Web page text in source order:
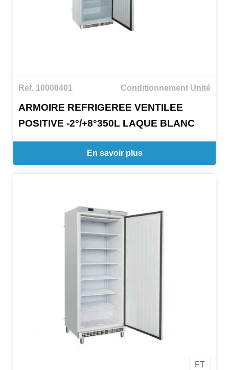
Ref. 10000401 Conditionnement Unité
ARMOIRE REFRIGEREE VENTILEE
POSITIVE -2°/+8°350L LAQUE BLANC
En savoir plus
FT